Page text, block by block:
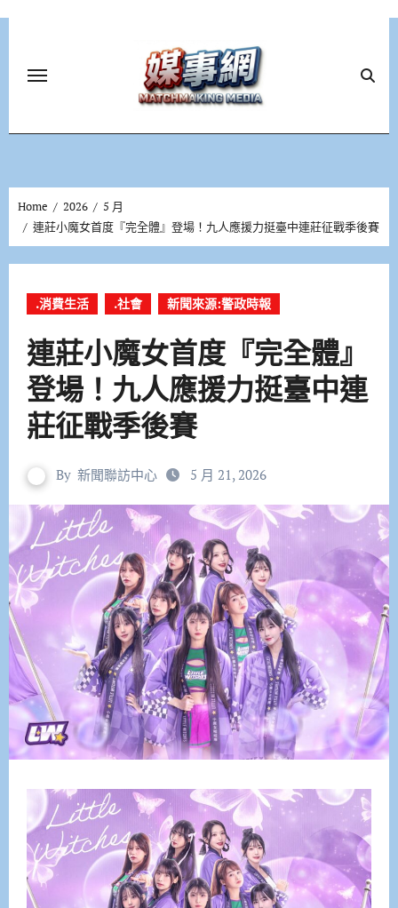
Home 2026
5 月
連莊小魔女首度『完全體』登場！九人應援力挺臺中連莊征戰季後賽
.消費生活 .社會 新聞來源:警政時報
連莊小魔女首度『完全體』
登場！九人應援力挺臺中連
莊征戰季後賽
By 新聞聯訪中心 5 月 21, 2026